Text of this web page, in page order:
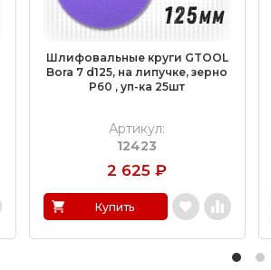
Шлифовальные круги GTOOL
Bora 7 d125, на липучке, зерно
P60 , уп-ка 25шт
Артикул:
12423
2 625 ₽
Купить